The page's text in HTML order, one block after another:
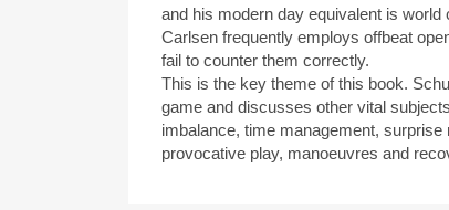
and his modern day equivalent is
Carlsen frequently employs offbeat
fail to counter them correctly.
This is the key theme of this book.
game and discusses other vital
imbalance, time management,
provocative play, manoeuvres and